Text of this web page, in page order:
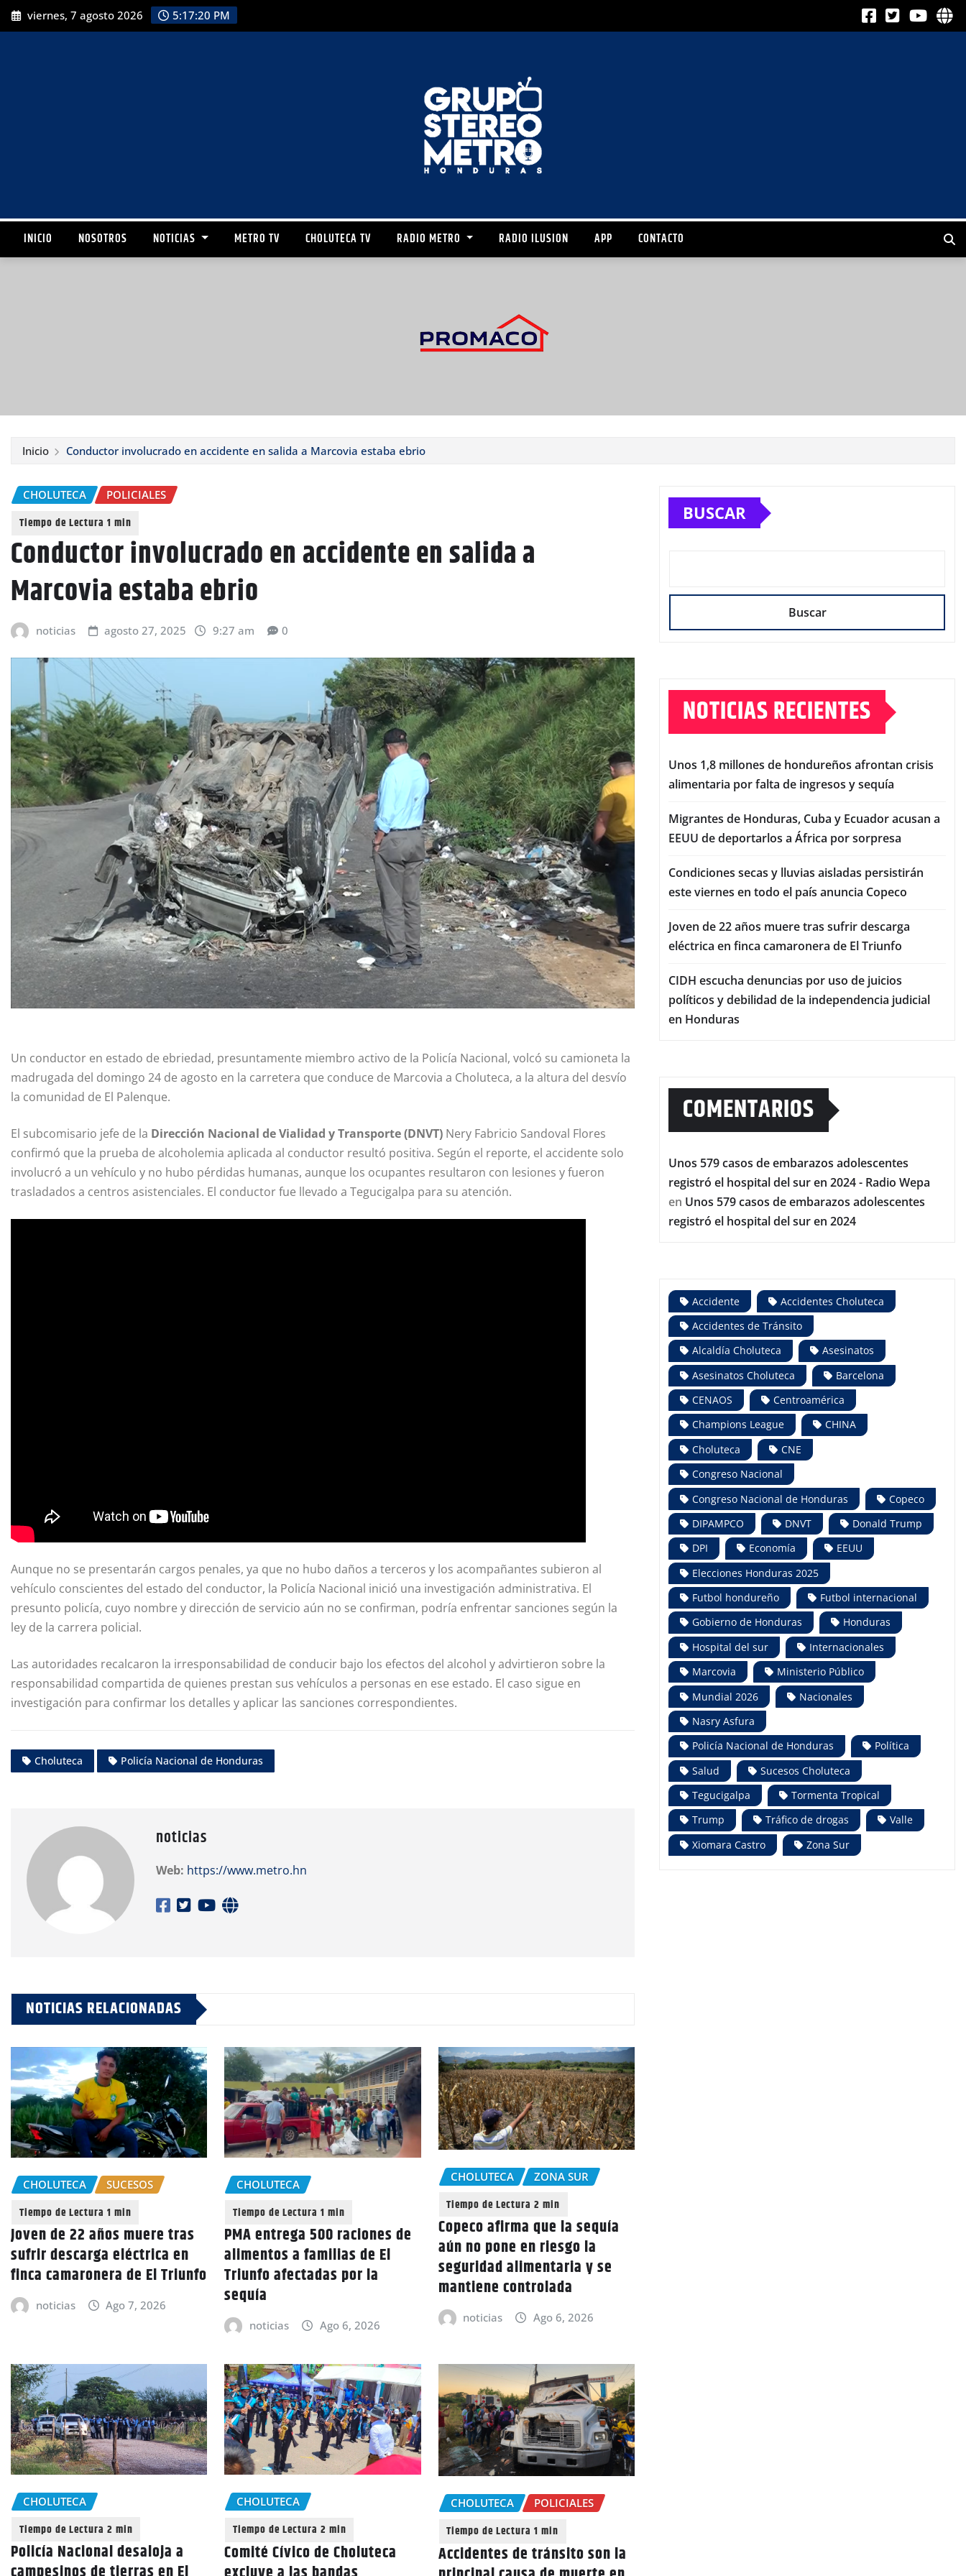
viernes, 7 agosto 2026 5:17:21 PM
INICIO NOSOTROS NOTICIAS METRO TV CHOLUTECA TV RADIO METRO RADIO ILUSION APP CONTACTO
Inicio Conductor involucrado en accidente en salida a Marcovia estaba ebrio
CHOLUTECA POLICIALES
Conductor involucrado en accidente en salida a
Marcovia estaba ebrio
noticias agosto 27, 2025 9:27 am 0
Un conductor en estado de ebriedad, presuntamente miembro activo de la Policía Nacional, volcó su camioneta la
madrugada del domingo 24 de agosto en la carretera que conduce de Marcovia a Choluteca, a la altura del desvío
la comunidad de El Palenque.
El subcomisario jefe de la Dirección Nacional de Vialidad y Transporte (DNVT) Nery Fabricio Sandoval Flores
confirmó que la prueba de alcoholemia aplicada al conductor resultó positiva. Según el reporte, el accidente solo
involucró a un vehículo y no hubo pérdidas humanas, aunque los ocupantes resultaron con lesiones y fueron
trasladados a centros asistenciales. El conductor fue llevado a Tegucigalpa para su atención.
Aunque no se presentarán cargos penales, ya que no hubo daños a terceros y los acompañantes subieron al
vehículo conscientes del estado del conductor, la Policía Nacional inició una investigación administrativa. El
presunto policía, cuyo nombre y dirección de servicio aún no se confirman, podría enfrentar sanciones según la
ley de la carrera policial.
Las autoridades recalcaron la irresponsabilidad de conducir bajo los efectos del alcohol y advirtieron sobre la
responsabilidad compartida de quienes prestan sus vehículos a personas en ese estado. El caso sigue en
investigación para confirmar los detalles y aplicar las sanciones correspondientes.
Choluteca Policía Nacional de Honduras
noticias
Web: https://www.metro.hn
NOTICIAS RELACIONADAS
CHOLUTECA SUCESOS
Joven de 22 años muere tras
sufrir descarga eléctrica en
finca camaronera de El Triunfo
noticias Ago 7, 2026
CHOLUTECA
PMA entrega 500 raciones de
alimentos a familias de El
Triunfo afectadas por la
sequía
noticias Ago 6, 2026
CHOLUTECA ZONA SUR
Copeco afirma que la sequía
aún no pone en riesgo la
seguridad alimentaria y se
mantiene controlada
noticias Ago 6, 2026
CHOLUTECA
Policía Nacional desaloja a
CHOLUTECA
Comité Cívico de Choluteca
CHOLUTECA POLICIALES
Accidentes de tránsito son la
BUSCAR
Buscar
NOTICIAS RECIENTES
Unos 1,8 millones de hondureños afrontan crisis
alimentaria por falta de ingresos y sequía
Migrantes de Honduras, Cuba y Ecuador acusan a
EEUU de deportarlos a África por sorpresa
Condiciones secas y lluvias aisladas persistirán
este viernes en todo el país anuncia Copeco
Joven de 22 años muere tras sufrir descarga
eléctrica en finca camaronera de El Triunfo
CIDH escucha denuncias por uso de juicios
políticos y debilidad de la independencia judicial
en Honduras
COMENTARIOS
Unos 579 casos de embarazos adolescentes
registró el hospital del sur en 2024 - Radio Wepa
en Unos 579 casos de embarazos adolescentes
registró el hospital del sur en 2024
Accidente
Accidentes Choluteca
Accidentes de Tránsito
Alcaldía Choluteca
Asesinatos
Asesinatos Choluteca
Barcelona
CENAOS
Centroamérica
Champions League
CHINA
Choluteca
CNE
Congreso Nacional
Congreso Nacional de Honduras
Copeco
DIPAMPCO
DNVT
Donald Trump
DPI
Economía
EEUU
Elecciones Honduras 2025
Futbol hondureño
Futbol internacional
Gobierno de Honduras
Honduras
Hospital del sur
Internacionales
Marcovia
Ministerio Público
Mundial 2026
Nacionales
Nasry Asfura
Policía Nacional de Honduras
Política
Salud
Sucesos Choluteca
Tegucigalpa
Tormenta Tropical
Trump
Tráfico de drogas
Valle
Xiomara Castro
Zona Sur